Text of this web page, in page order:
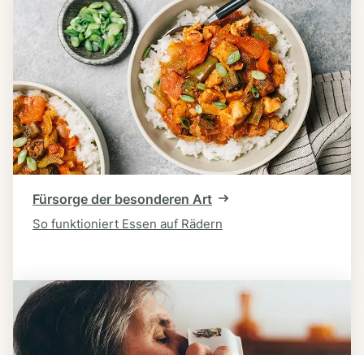
Fürsorge der besonderen Art
So funktioniert Essen auf Rädern